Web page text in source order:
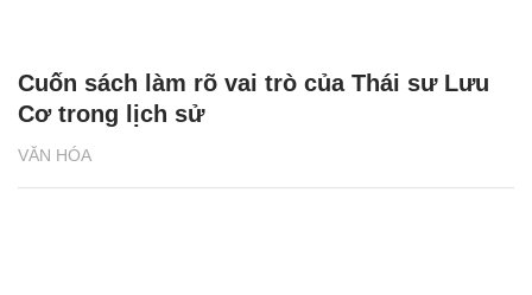
VĂN HÓA
Cuốn sách làm rõ vai trò của Thái sư Lưu
Cơ trong lịch sử